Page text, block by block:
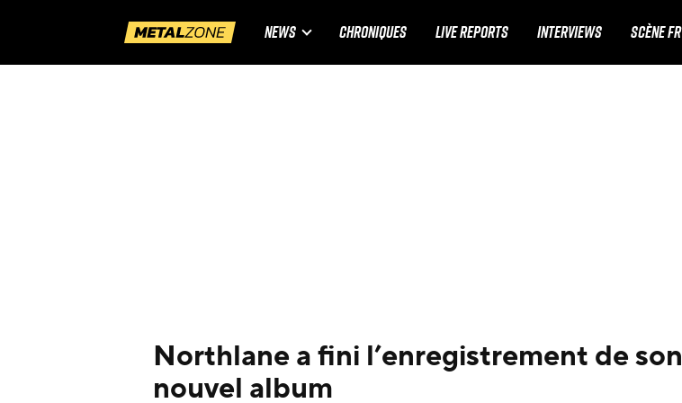
NEWS CHRONIQUES LIVE REPORTS INTERVIEWS SCÈNE FR
Northlane a fini l’enregistrement de son
nouvel album